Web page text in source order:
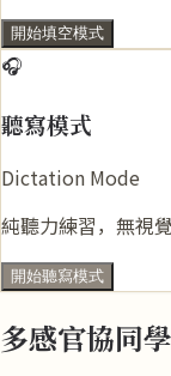
開始填空模式
🎧
聽寫模式
Dictation Mode
純聽力練習，無視
開始聽寫模式
多感官協同